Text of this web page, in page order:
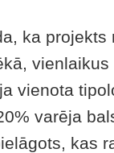
ka
vienota
varēja
kas